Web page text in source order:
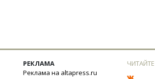
РЕКЛАМА
Реклама на altapress.ru